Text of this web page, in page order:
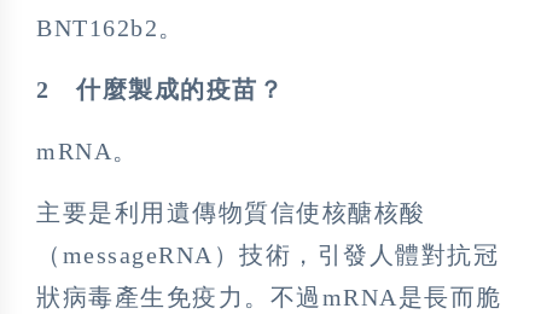
BNT162b2。
2什麼製成的疫苗？
mRNA。
主要是利用遺傳物質信使核醣核酸
（messageRNA）技術，引發人體對抗冠
狀病毒產生免疫力。不過mRNA是長而脆